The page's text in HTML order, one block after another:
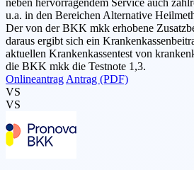
neben hervorragendem Service auch
u.a. in den Bereichen Alternative
Der von der BKK mkk erhobene
daraus ergibt sich ein
aktuellen Krankenkassentest von
die BKK mkk die Testnote 1,3.
Onlineantrag Antrag (PDF)
VS
VS